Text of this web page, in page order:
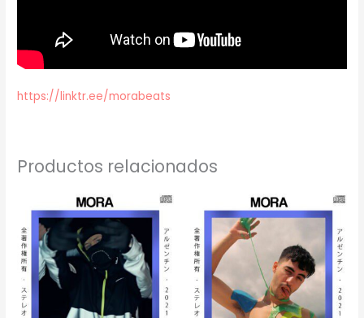
https://linktr.ee/morabeats
Productos relacionados